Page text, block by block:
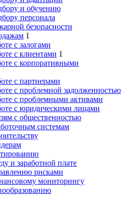
и обучению
персонала
безопасности
1
с залогами
с клиентами 1
с корпоративными
с партнерами
с проблемной задолженностью
с проблемными активами
с юридическими лицами
с общественностью
системам
и заработной плате
рисками
мониторингу